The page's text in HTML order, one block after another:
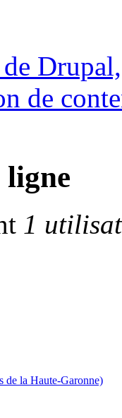
ligne
1
de la Haute-Garonne)